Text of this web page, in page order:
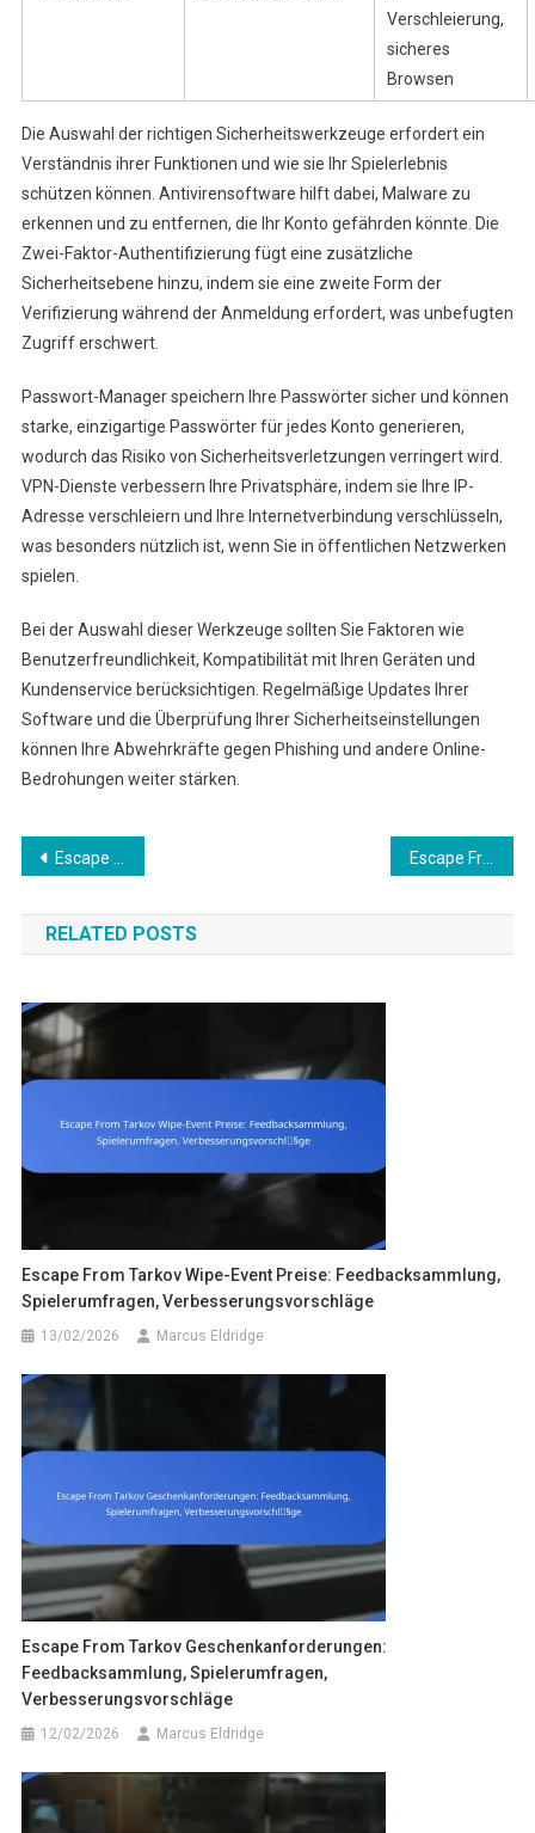
Verschleierung,
sicheres
Browsen
Die Auswahl der richtigen Sicherheitswerkzeuge erfordert ein
Verständnis ihrer Funktionen und wie sie Ihr Spielerlebnis
schützen können. Antivirensoftware hilft dabei, Malware zu
erkennen und zu entfernen, die Ihr Konto gefährden könnte. Die
Zwei-Faktor-Authentifizierung fügt eine zusätzliche
Sicherheitsebene hinzu, indem sie eine zweite Form der
Verifizierung während der Anmeldung erfordert, was unbefugten
Zugriff erschwert.
Passwort-Manager speichern Ihre Passwörter sicher und können
starke, einzigartige Passwörter für jedes Konto generieren,
wodurch das Risiko von Sicherheitsverletzungen verringert wird.
VPN-Dienste verbessern Ihre Privatsphäre, indem sie Ihre IP-
Adresse verschleiern und Ihre Internetverbindung verschlüsseln,
was besonders nützlich ist, wenn Sie in öffentlichen Netzwerken
spielen.
Bei der Auswahl dieser Werkzeuge sollten Sie Faktoren wie
Benutzerfreundlichkeit, Kompatibilität mit Ihren Geräten und
Kundenservice berücksichtigen. Regelmäßige Updates Ihrer
Software und die Überprüfung Ihrer Sicherheitseinstellungen
können Ihre Abwehrkräfte gegen Phishing und andere Online-
Bedrohungen weiter stärken.
Post
navigation
Escape From Tarkov Geschenkanforderungen: Häufige Fallstricke, Tipps zur Fehlersuche, Unterstützungsressourcen
RELATED POSTS
Escape From Tarkov Wipe-Event Preise: Feedbacksammlung,
Spielerumfragen, Verbesserungsvorschläge
13/02/2026 Marcus Eldridge
Escape From Tarkov Geschenkanforderungen:
Feedbacksammlung, Spielerumfragen,
Verbesserungsvorschläge
12/02/2026 Marcus Eldridge